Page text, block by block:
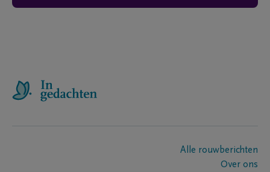
Alle rouwberichten
Over ons